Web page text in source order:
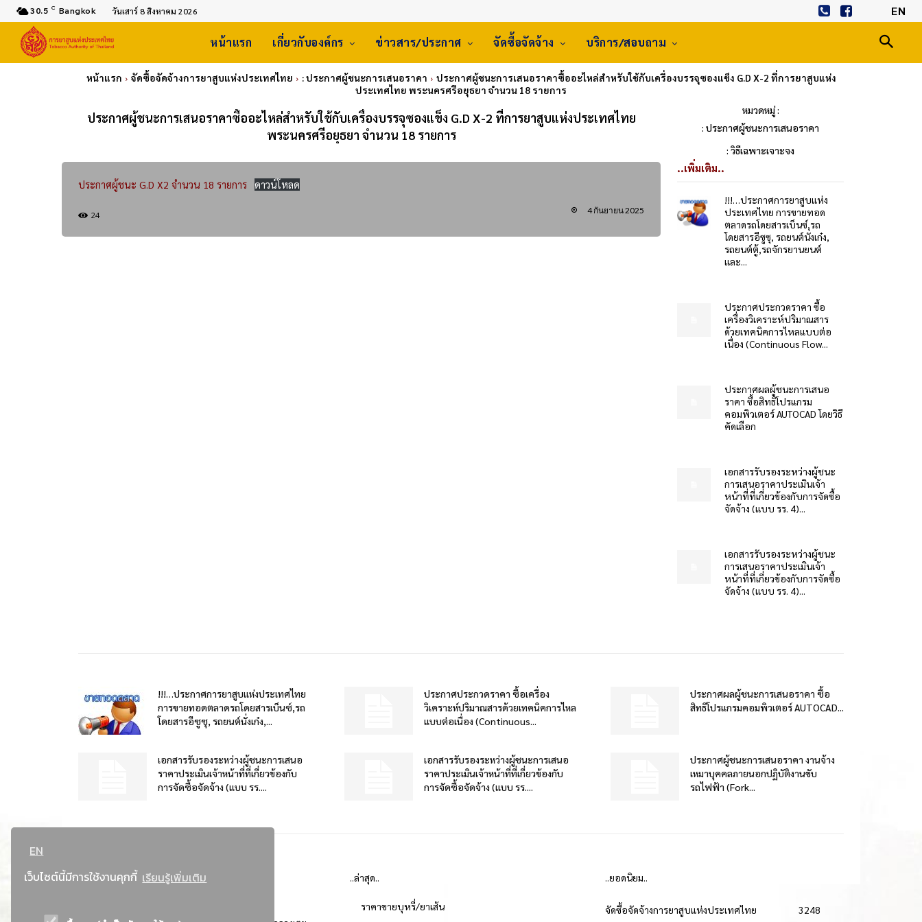
EN
เว็บไซต์นี้มีการใช้งานคุกกี้ เรียนรู้เพิ่มเติม
30.5 C Bangkok วันเสาร์ 8 สิงหาคม 2026 EN
หน้าแรก เกี่ยวกับองค์กร ข่าวสาร/ประกาศ จัดซื้อจัดจ้าง บริการ/สอบถาม
หน้าแรก จัดซื้อจัดจ้างการยาสูบแห่งประเทศไทย : ประกาศผู้ชนะการเสนอราคา
ประกาศผู้ชนะการเสนอราคาซื้ออะไหล่สำหรับใช้กับเครื่องบรรจุซองแข็ง G.D X-2 ที่การยาสูบแห่ง
ประเทศไทย พระนครศรีอยุธยา จำนวน 18 รายการ
ประกาศผู้ชนะการเสนอราคาซื้ออะไหล่สำหรับใช้กับเครื่องบรรจุซองแข็ง G.D X-2 ที่การยาสูบแห่งประเทศไทย
พระนครศรีอยุธยา จำนวน 18 รายการ
หมวดหมู่ :
: ประกาศผู้ชนะการเสนอราคา
: วิธีเฉพาะเจาะจง
ประกาศผู้ชนะ G.D X2 จำนวน 18 รายการ ดาวน์โหลด
24 4 กันยายน 2025
..เพิ่มเติม..
!!!…ประกาศการยาสูบแห่ง
ประเทศไทย การขายทอด
ตลาดรถโดยสารเบ็นซ์,รถ
โดยสารอีซูซุ, รถยนต์นั่งเก๋ง,
รถยนต์ตู้,รถจักรยานยนต์
และ...
ประกาศประกวดราคา ซื้อ
เครื่องวิเคราะห์ปริมาณสาร
ด้วยเทคนิคการไหลแบบต่อ
เนื่อง (Continuous Flow...
ประกาศผลผู้ชนะการเสนอ
ราคา ซื้อสิทธิโปรแกรม
คอมพิวเตอร์ AUTOCAD โดยวิธี
คัดเลือก
เอกสารรับรองระหว่างผู้ชนะ
การเสนอราคาประเมินเจ้า
หน้าที่ที่เกี่ยวข้องกับการจัดซื้อ
จัดจ้าง (แบบ รร. 4)...
เอกสารรับรองระหว่างผู้ชนะ
การเสนอราคาประเมินเจ้า
หน้าที่ที่เกี่ยวข้องกับการจัดซื้อ
จัดจ้าง (แบบ รร. 4)...
!!!…ประกาศการยาสูบแห่งประเทศไทย
การขายทอดตลาดรถโดยสารเบ็นซ์,รถ
โดยสารอีซูซุ, รถยนต์นั่งเก๋ง,...
ประกาศประกวดราคา ซื้อเครื่อง
วิเคราะห์ปริมาณสารด้วยเทคนิคการไหล
แบบต่อเนื่อง (Continuous...
ประกาศผลผู้ชนะการเสนอราคา ซื้อ
สิทธิโปรแกรมคอมพิวเตอร์ AUTOCAD...
เอกสารรับรองระหว่างผู้ชนะการเสนอ
ราคาประเมินเจ้าหน้าที่ที่เกี่ยวข้องกับ
การจัดซื้อจัดจ้าง (แบบ รร....
เอกสารรับรองระหว่างผู้ชนะการเสนอ
ราคาประเมินเจ้าหน้าที่ที่เกี่ยวข้องกับ
การจัดซื้อจัดจ้าง (แบบ รร....
ประกาศผู้ชนะการเสนอราคา งานจ้าง
เหมาบุคคลภายนอกปฏิบัติงานขับ
รถไฟฟ้า (Fork...
..ล่าสุด..
ราคาขายบุหรี่/ยาเส้น
..ยอดนิยม..
จัดซื้อจัดจ้างการยาสูบแห่งประเทศไทย 3248